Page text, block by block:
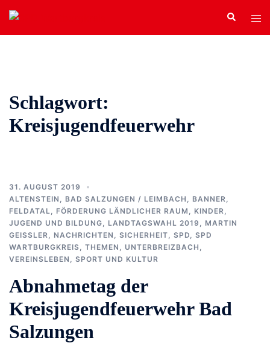
Zum
Inhalt
springen
Search
Schlagwort:
Kreisjugendfeuerwehr
31. AUGUST 2019
ALTENSTEIN
BAD SALZUNGEN / LEIMBACH BANNER
FELDATAL
FÖRDERUNG LÄNDLICHER RAUM
KINDER,
JUGEND UND BILDUNG
LANDTAGSWAHL 2019
MARTIN
GEISSLER
NACHRICHTEN SICHERHEIT SPD
SPD
WARTBURGKREIS
THEMEN UNTERBREIZBACH
VEREINSLEBEN, SPORT UND KULTUR
Abnahmetag der
Kreisjugendfeuerwehr Bad
Salzungen